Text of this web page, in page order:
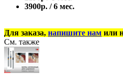
3900р. / 6 мес.
Для заказа, напишите нам или
См. также